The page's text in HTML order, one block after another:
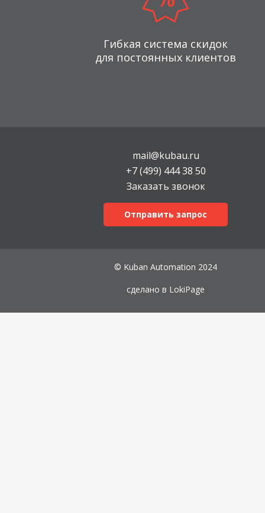
Гибкая система скидок
для постоянных клиентов
mail@kubau.ru
+7 (499) 444 38 50
Заказать звонок
Отправить запрос
© Kuban Automation 2024
сделано в LokiPage